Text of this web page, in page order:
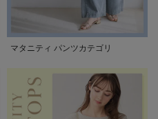
マタニティ パンツカテゴリ